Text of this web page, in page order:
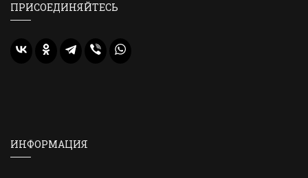
ПРИСОЕДИНЯЙТЕСЬ
ИНФОРМАЦИЯ